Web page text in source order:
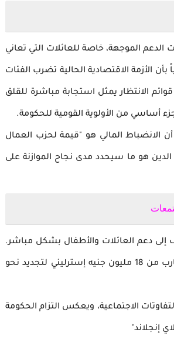
الدعم الموجهة، خاصة للعائلات التي تعاني
الأزمة الاقتصادية الحالية تضرب الفئات
الانتظار يمثل استجابة مباشرة للقلق
أساسي من الأولوية القومية للحكومة.
أن الانضباط المالي هو "قيمة لحزب العمال
هو ما سيحدد مدى نجاح الموازنة على
دعم العائلات والأطفال بشكل مباشر.
ومن أبرز هذه الخطط، ما أشارت إليه تقارير صحفية سابقة حول استثمار مايقارب من 18 مليون جنيه إسترليني لتجديد نحو
الاجتماعية، ويعكس التزام الحكومة
إنجلاند"